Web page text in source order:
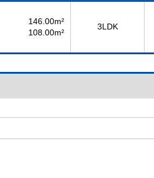
146.00m²
108.00m²
3LDK